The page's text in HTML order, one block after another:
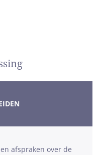
afspraken over de